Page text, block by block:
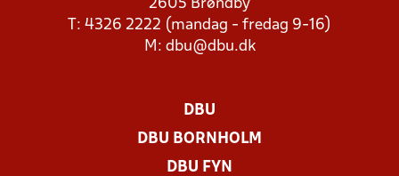
2605 Brøndby
T: 4326 2222 (mandag - fredag 9-16)
M: dbu@dbu.dk
DBU
DBU BORNHOLM
DBU FYN